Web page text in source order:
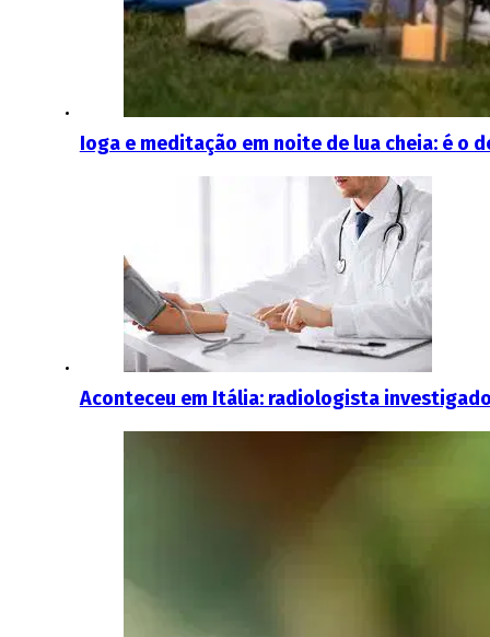
Ioga e meditação em noite de lua cheia: é o
Aconteceu em Itália: radiologista